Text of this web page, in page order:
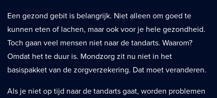
Een gezond gebit is belangrijk. Niet alleen om goed te
kunnen eten of lachen, maar ook voor je hele gezondheid.
Toch gaan veel mensen niet naar de tandarts. Waarom?
Omdat het te duur is. Mondzorg zit nu niet in het
basispakket van de zorgverzekering. Dat moet veranderen.
Als je niet op tijd naar de tandarts gaat, worden problemen